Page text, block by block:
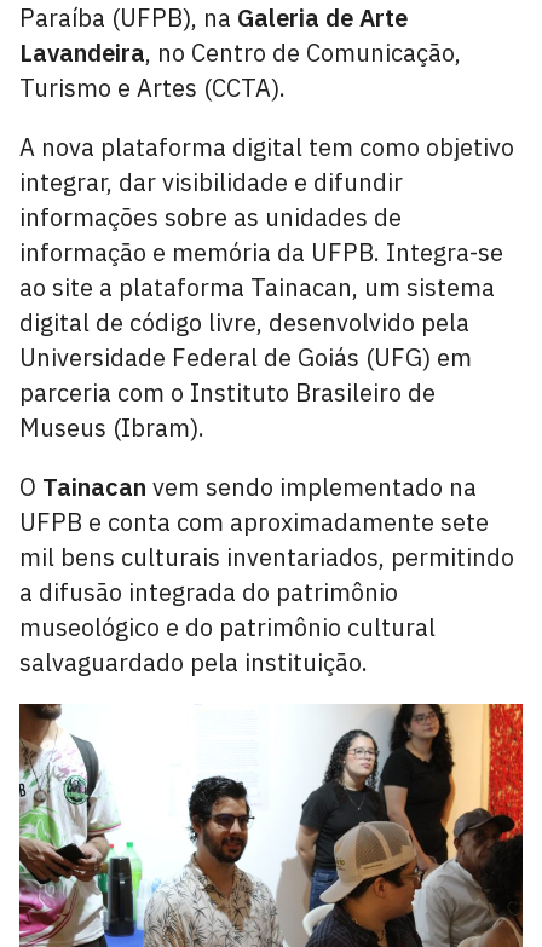
Paraíba (UFPB), na Galeria de Arte
Lavandeira, no Centro de Comunicação,
Turismo e Artes (CCTA).
A nova plataforma digital tem como objetivo
integrar, dar visibilidade e difundir
informações sobre as unidades de
informação e memória da UFPB. Integra-se
ao site a plataforma Tainacan, um sistema
digital de código livre, desenvolvido pela
Universidade Federal de Goiás (UFG) em
parceria com o Instituto Brasileiro de
Museus (Ibram).
O Tainacan vem sendo implementado na
UFPB e conta com aproximadamente sete
mil bens culturais inventariados, permitindo
a difusão integrada do patrimônio
museológico e do patrimônio cultural
salvaguardado pela instituição.